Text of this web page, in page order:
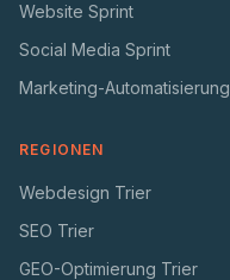
Website Sprint
Social Media Sprint
Marketing-Automatisierung
REGIONEN
Webdesign Trier
SEO Trier
GEO-Optimierung Trier